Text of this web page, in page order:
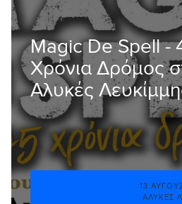
Magic De Spell -
Χρόνια Δρόμος
Αλυκές
13
ΑΛΥΚΈΣ